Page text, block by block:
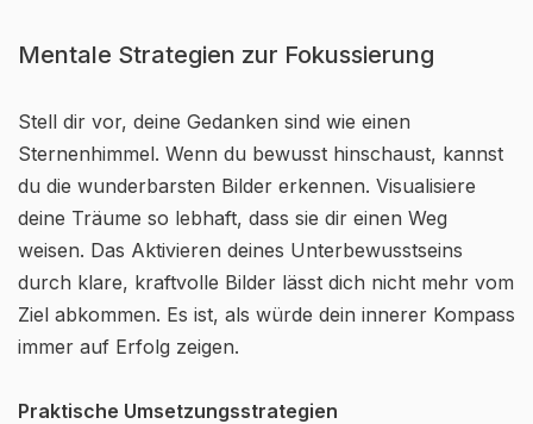
Mentale Strategien zur Fokussierung
Stell dir vor, deine Gedanken sind wie einen
Sternenhimmel. Wenn du bewusst hinschaust, kannst
du die wunderbarsten Bilder erkennen. Visualisiere
deine Träume so lebhaft, dass sie dir einen Weg
weisen. Das Aktivieren deines Unterbewusstseins
durch klare, kraftvolle Bilder lässt dich nicht mehr vom
Ziel abkommen. Es ist, als würde dein innerer Kompass
immer auf Erfolg zeigen.
Praktische Umsetzungsstrategien